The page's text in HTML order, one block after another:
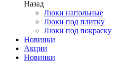
Назад
Люки напольные
Люки под плитку
Люки под покраску
Новинки
Акции
Новинки